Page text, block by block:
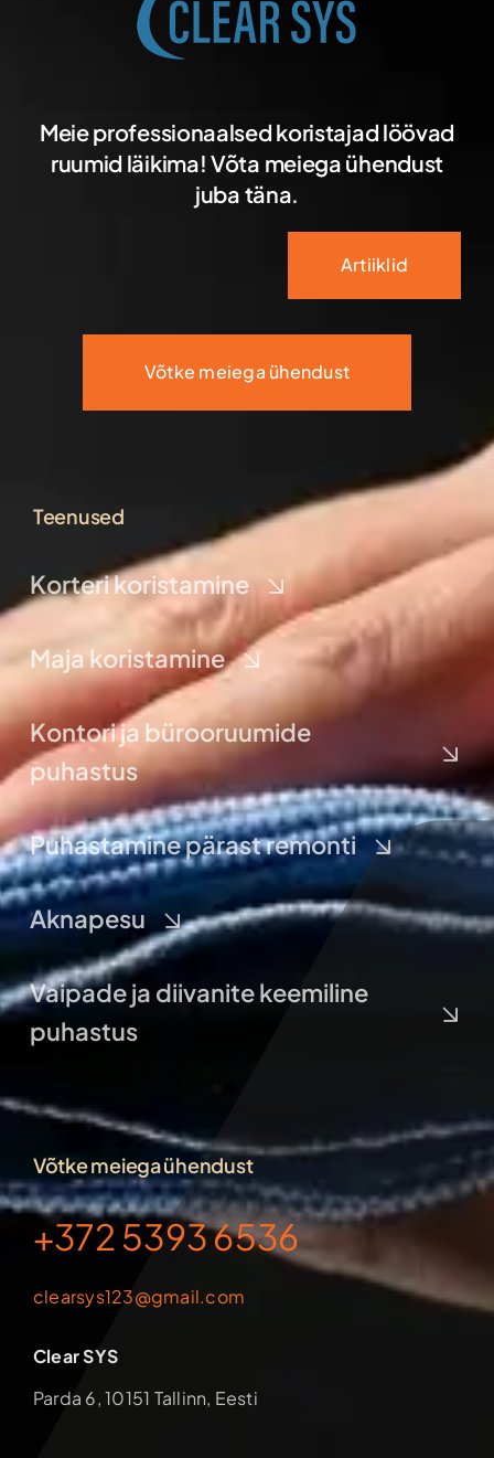
Meie professionaalsed koristajad löövad
ruumid läikima! Võta meiega ühendust
juba täna.
Artiiklid
Võtke meiega ühendust
Teenused
Korteri koristamine
Maja koristamine
Kontori ja bürooruumide
puhastus
Puhastamine pärast remonti
Aknapesu
Vaipade ja diivanite keemiline
puhastus
Võtke meiega ühendust
+372 5393 6536
clearsys123@gmail.com
Clear SYS
Parda 6, 10151 Tallinn, Eesti